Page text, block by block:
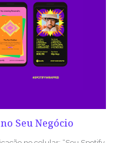
Seu Negócio